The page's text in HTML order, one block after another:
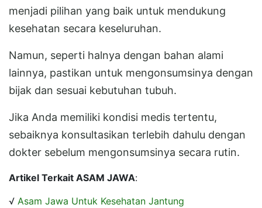
menjadi pilihan yang baik untuk mendukung
kesehatan secara keseluruhan.
Namun, seperti halnya dengan bahan alami
lainnya, pastikan untuk mengonsumsinya dengan
bijak dan sesuai kebutuhan tubuh.
Jika Anda memiliki kondisi medis tertentu,
sebaiknya konsultasikan terlebih dahulu dengan
dokter sebelum mengonsumsinya secara rutin.
Artikel Terkait ASAM JAWA:
√ Asam Jawa Untuk Kesehatan Jantung